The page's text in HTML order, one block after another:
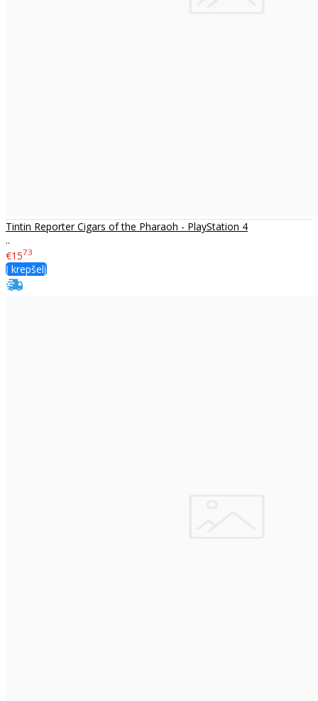
Tintin Reporter Cigars of the Pharaoh - PlayStation 4
..
€1573
Į krepšelį